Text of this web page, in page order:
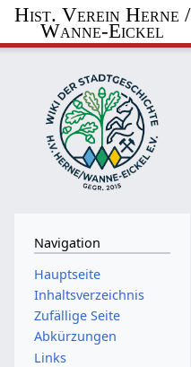
Hist. Verein Herne /
Wanne-Eickel
Navigation
Hauptseite
Inhaltsverzeichnis
Zufällige Seite
Abkürzungen
Links